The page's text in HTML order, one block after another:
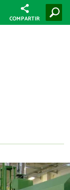
COMPARTIR